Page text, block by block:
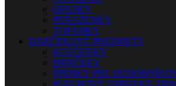
OPASKY
PEŇAŽENKY
TOPÁNKY
DARČEKOVÉ PREDMETY
KĽÚČENKY
HRNČEKY
ŠPERKY PRE
PLECHOVÉ TABUĽKY,